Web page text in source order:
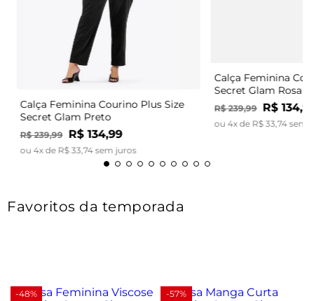
Calça Feminina Courino Plus Size
Secret Glam Preto
R$ 239,99 R$ 134,99
ou 4x de R$ 33 ,74sem juros
Calça Feminina
Secret Glam Rosa
R$ 239,99 R$ 134,
ou 4x de R$ 33,74sem
Favoritos da temporada
-48% -57%